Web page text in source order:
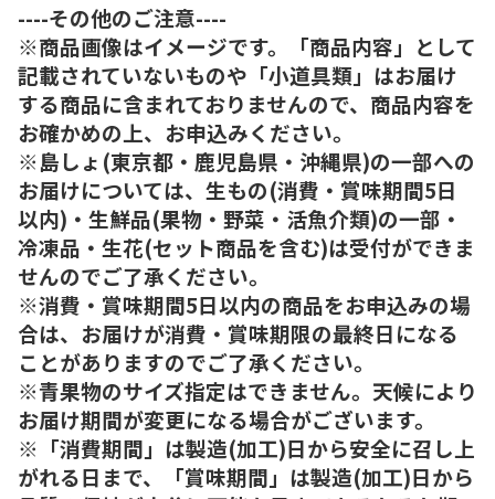
----その他のご注意----
※商品画像はイメージです。「商品内容」として
記載されていないものや「小道具類」はお届け
する商品に含まれておりませんので、商品内容を
お確かめの上、お申込みください。
※島しょ(東京都・鹿児島県・沖縄県)の一部への
お届けについては、生もの(消費・賞味期間5日
以内)・生鮮品(果物・野菜・活魚介類)の一部・
冷凍品・生花(セット商品を含む)は受付ができま
せんのでご了承ください。
※消費・賞味期間5日以内の商品をお申込みの場
合は、お届けが消費・賞味期限の最終日になる
ことがありますのでご了承ください。
※青果物のサイズ指定はできません。天候により
お届け期間が変更になる場合がございます。
※「消費期間」は製造(加工)日から安全に召し上
がれる日まで、「賞味期間」は製造(加工)日から